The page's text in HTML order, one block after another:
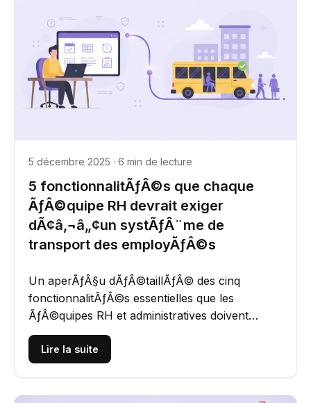
5 décembre 2025 · 6 min de lecture
5 fonctionnalitÃƒÂ©s que chaque
ÃƒÂ©quipe RH devrait exiger
dÃ¢â‚¬â„¢un systÃƒÂ¨me de
transport des employÃƒÂ©s
Un aperÃƒÂ§u dÃƒÂ©taillÃƒÂ© des cinq
fonctionnalitÃƒÂ©s essentielles que les
ÃƒÂ©quipes RH et administratives doivent
rechercher lors du choix dÃ¢â‚¬â„¢un...
Lire la suite